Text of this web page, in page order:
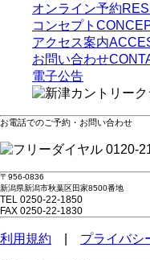
オンライン予約
コンセプト
アクセス案内
お問い合わせ
電子公告
お電話でのご予約・お問い合わせ
0120-
〒956-0836
新潟県新潟市秋葉区田家8500番地
TEL 0250-22-1850
FAX 0250-22-1830
利用規約 プライバシ